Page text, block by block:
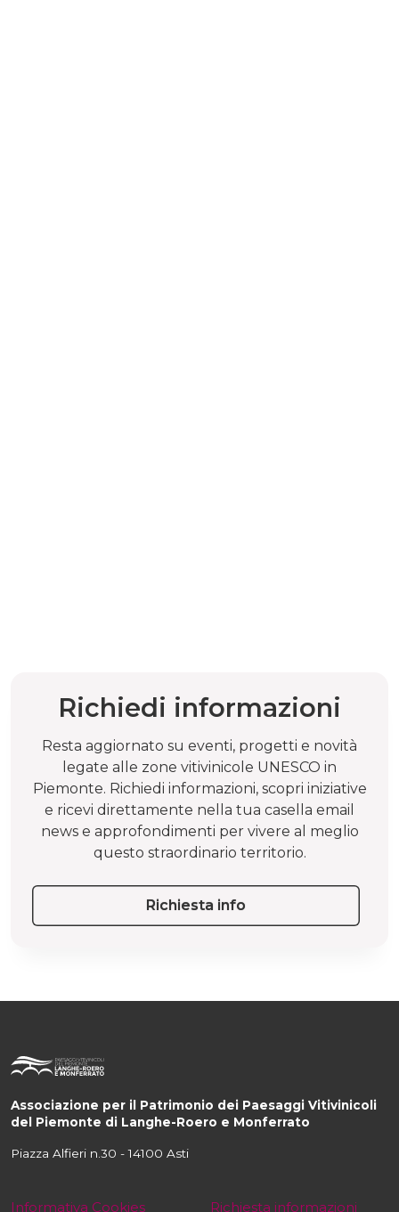
Richiedi informazioni
Resta aggiornato su eventi, progetti e novità
legate alle zone vitivinicole UNESCO in
Piemonte. Richiedi informazioni, scopri iniziative
e ricevi direttamente nella tua casella email
news e approfondimenti per vivere al meglio
questo straordinario territorio.
Richiesta info
Associazione per il Patrimonio dei Paesaggi Vitivinicoli
del Piemonte di Langhe-Roero e Monferrato
Piazza Alfieri n.30 - 14100 Asti
Informativa Cookies Richiesta informazioni